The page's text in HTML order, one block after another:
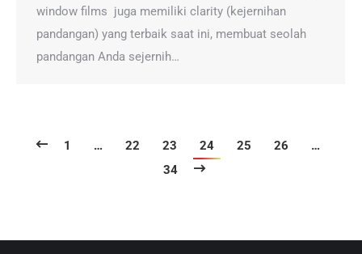
window films juga memiliki clarity (kejernihan
pandangan) yang terbaik saat ini, membuat seolah
pandangan Anda sejernih…
1 … 22 23 24 25 26
…
34